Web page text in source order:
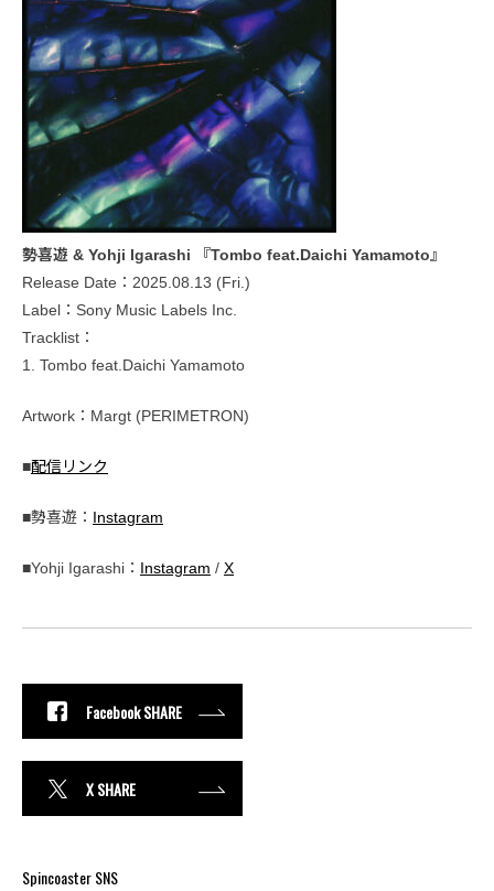
勢喜遊 & Yohji Igarashi 『Tombo feat.Daichi Yamamoto』
Release Date：2025.08.13 (Fri.)
Label：Sony Music Labels Inc.
Tracklist：
1. Tombo feat.Daichi Yamamoto
Artwork：Margt (PERIMETRON)
■配信リンク
■勢喜遊： Instagram
■Yohji Igarashi： Instagram / X
Facebook SHARE
X SHARE
Spincoaster SNS